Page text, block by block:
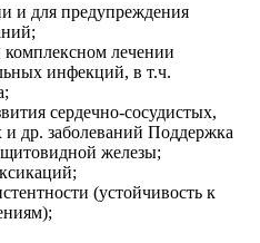
и для предупреждения
лечении
инфекций, в т.ч.
сердечно-сосудистых,
и др. заболеваний Поддержка
железы;
(устойчивость к